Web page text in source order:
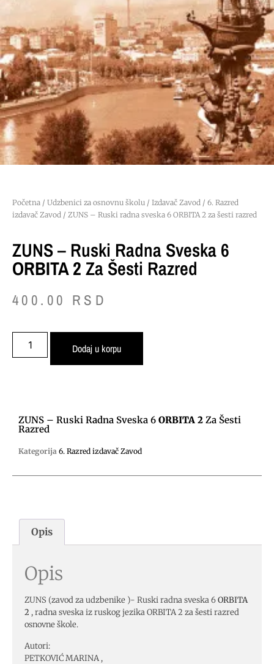
Početna / Udzbenici za osnovnu školu / Izdavač Zavod / 6. Razred
izdavač Zavod / ZUNS – Ruski radna sveska 6 ORBITA 2 za šesti razred
ZUNS – Ruski Radna Sveska 6
ORBITA 2 Za Šesti Razred
400.00 RSD
Dodaj u korpu
ZUNS – Ruski Radna Sveska 6 ORBITA 2 Za Šesti
Razred
Kategorija 6. Razred izdavač Zavod
Opis
Opis
ZUNS (zavod za udzbenike )- Ruski radna sveska 6ORBITA
2 , radna sveska iz ruskog jezika ORBITA 2 za šesti razred
osnovne škole.
Autori:
PETKOVIĆ MARINA ,